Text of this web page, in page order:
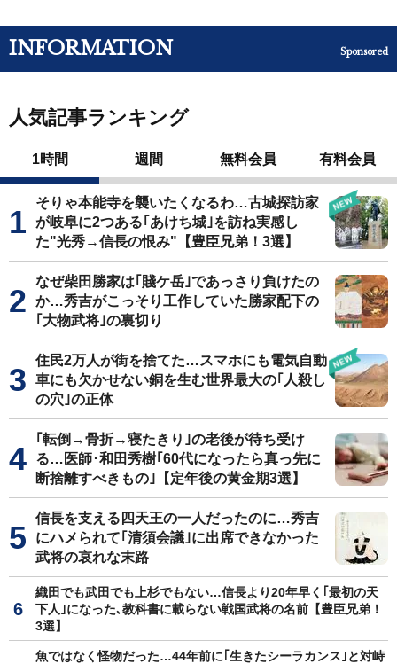
INFORMATION Sponsored
人気記事ランキング
1時間 週間 無料会員 有料会員
そりゃ本能寺を襲いたくなるわ…古城探訪家
が岐阜に2つある｢あけち城｣を訪ね実感し
た"光秀→信長の恨み"【豊臣兄弟！3選】
なぜ柴田勝家は｢賤ケ岳｣であっさり負けたの
か…秀吉がこっそり工作していた勝家配下の
｢大物武将｣の裏切り
住民2万人が街を捨てた…スマホにも電気自動
車にも欠かせない銅を生む世界最大の｢人殺し
の穴｣の正体
｢転倒→骨折→寝たきり｣の老後が待ち受け
る…医師･和田秀樹｢60代になったら真っ先に
断捨離すべきもの｣【定年後の黄金期3選】
信長を支える四天王の一人だったのに…秀吉
にハメられて｢清須会議｣に出席できなかった
武将の哀れな末路
織田でも武田でも上杉でもない…信長より20年早く｢最初の天
下人｣になった､教科書に載らない戦国武将の名前【豊臣兄弟！
3選】
魚ではなく怪物だった…44年前に｢生きたシーラカンス｣と対峙